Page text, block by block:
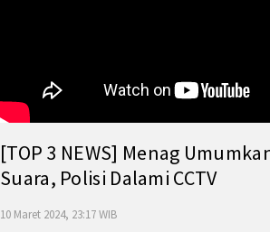
[TOP 3 NEWS] Menag
Suara, Polisi Dalami CCTV
10 Maret 2024, 23:17 WIB